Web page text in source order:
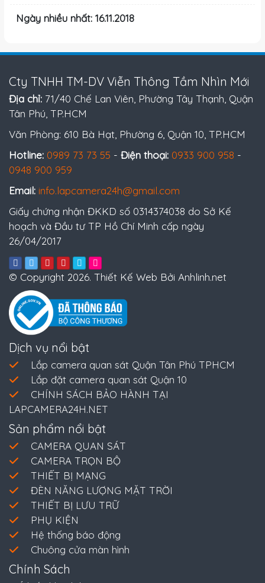
Ngày nhiều nhất: 16.11.2018
Cty TNHH TM-DV Viễn Thông Tầm Nhìn Mới
Địa chỉ: 71/40 Chế Lan Viên, Phường Tây Thạnh, Quận
Tân Phú, TP.HCM
Văn Phòng: 610 Bà Hạt, Phường 6, Quận 10, TP.HCM
Hotline: 0989 73 73 55 - Điện thoại: 0933 900 958 -
0948 900 959
Email: info.lapcamera24h@gmail.com
Giấy chứng nhận ĐKKD số 0314374038 do Sở Kế
hoạch và Đầu tư TP Hồ Chí Minh cấp ngày
26/04/2017
© Copyright 2026. Thiết Kế Web Bởi Anhlinh.net
Dịch vụ nổi bật
Lắp camera quan sát Quận Tân Phú TPHCM
Lắp đặt camera quan sát Quận 10
CHÍNH SÁCH BẢO HÀNH TẠI
LAPCAMERA24H.NET
Sản phẩm nổi bật
CAMERA QUAN SÁT
CAMERA TRỌN BỘ
THIẾT BỊ MẠNG
ĐÈN NĂNG LƯỢNG MẶT TRỜI
THIẾT BỊ LƯU TRỮ
PHỤ KIỆN
Hệ thống báo động
Chuông cửa màn hình
Chính Sách